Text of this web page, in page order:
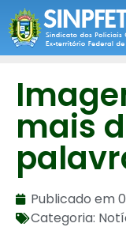
mais
Publicado em
Categoria: